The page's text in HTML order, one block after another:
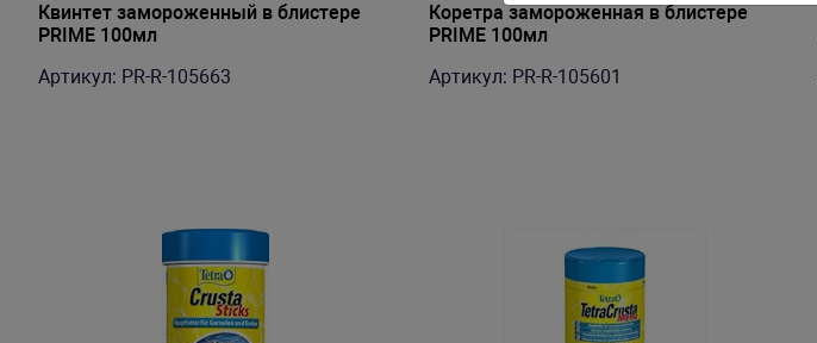
Квинтет замороженный в блистере
PRIME 100мл
Артикул: PR-R-105663
Коретра замороженная в блистере
PRIME 100мл
Артикул: PR-R-105601